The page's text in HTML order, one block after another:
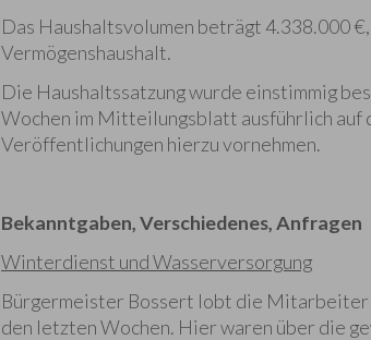
Das Haushaltsvolumen beträgt 4.338.000
Vermögenshaushalt.
Die Haushaltssatzung wurde einstimmig
Wochen im Mitteilungsblatt ausführlich auf
Veröffentlichungen hierzu vornehmen.
Bekanntgaben, Verschiedenes, Anfragen
Winterdienst und Wasserversorgung
Bürgermeister Bossert lobt die Mitarbeiter
den letzten Wochen. Hier waren über die